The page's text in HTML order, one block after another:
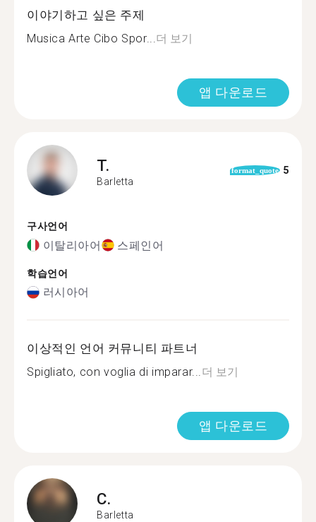
이야기하고 싶은 주제
Musica Arte Cibo Spor...더 보기
앱 다운로드
T.
Barletta
format_quote 5
구사언어
이탈리아어 스페인어
학습언어
러시아어
이상적인 언어 커뮤니티 파트너
Spigliato, con voglia di imparar...더 보기
앱 다운로드
C.
Barletta